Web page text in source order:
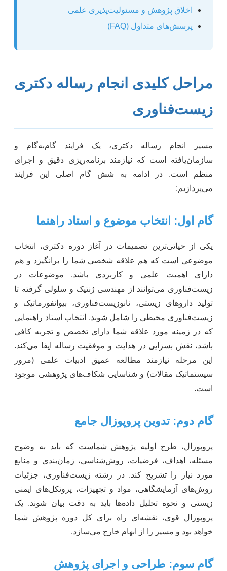
اخلاق پژوهش و مسئولیت‌پذیری علمی
پرسش‌های متداول (FAQ)
مراحل کلیدی انجام رساله دکتری
زیست‌فناوری
مسیر انجام رساله دکتری، یک فرایند گام‌به‌گام و
سازمان‌یافته است که نیازمند برنامه‌ریزی دقیق و اجرای
منظم است. در ادامه به شش گام اصلی این فرایند
می‌پردازیم:
گام اول: انتخاب موضوع و استاد راهنما
یکی از حیاتی‌ترین تصمیمات در آغاز دوره دکتری، انتخاب
موضوعی است که هم علاقه شخصی شما را برانگیزد و هم
دارای اهمیت علمی و کاربردی باشد. موضوعات در
زیست‌فناوری می‌توانند از مهندسی ژنتیک و سلولی گرفته تا
تولید داروهای زیستی، نانوزیست‌فناوری، بیوانفورماتیک و
زیست‌فناوری محیطی را شامل شوند. انتخاب استاد راهنمایی
که در زمینه مورد علاقه شما دارای تخصص و تجربه کافی
باشد، نقش بسزایی در هدایت و موفقیت رساله ایفا می‌کند.
این مرحله نیازمند مطالعه عمیق ادبیات علمی (مرور
سیستماتیک مقالات) و شناسایی شکاف‌های پژوهشی موجود
است.
گام دوم: تدوین پروپوزال جامع
پروپوزال، طرح اولیه پژوهش شماست که باید به وضوح
مسئله، اهداف، فرضیات، روش‌شناسی، زمان‌بندی و منابع
مورد نیاز را تشریح کند. در رشته زیست‌فناوری، جزئیات
روش‌های آزمایشگاهی، مواد و تجهیزات، پروتکل‌های ایمنی
زیستی و نحوه تحلیل داده‌ها باید به دقت بیان شوند. یک
پروپوزال قوی، نقشه‌ای راه برای کل دوره پژوهش شما
خواهد بود و مسیر را از ابهام خارج می‌سازد.
گام سوم: طراحی و اجرای پژوهش